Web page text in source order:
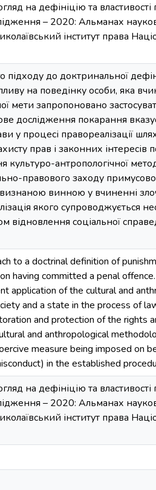
на дефініцію та
– 2020: Альманах
інститут права
підходу до доктринальної
на поведінку особи, яка
мети запропоновано
дослідження покарання
у процесі правореалізації
прав і законних інтересів
антропологічної
правового заходу
винною у вчиненні
якого супроводжується
відновлення соціальної
to a doctrinal definition of
having committed a penal
application of the cultural and
and a state in the process of
and protection of the rights
and anthropological
measure being imposed on
in the established
на дефініцію та
– 2020: Альманах
інститут права